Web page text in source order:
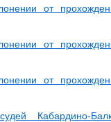
от
от
от
Кабардино-